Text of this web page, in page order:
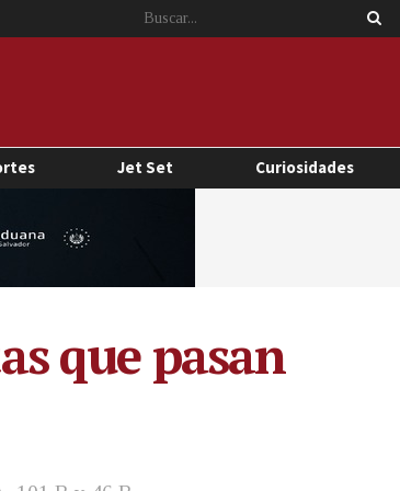
Jet Set Curiosidades
que pasan